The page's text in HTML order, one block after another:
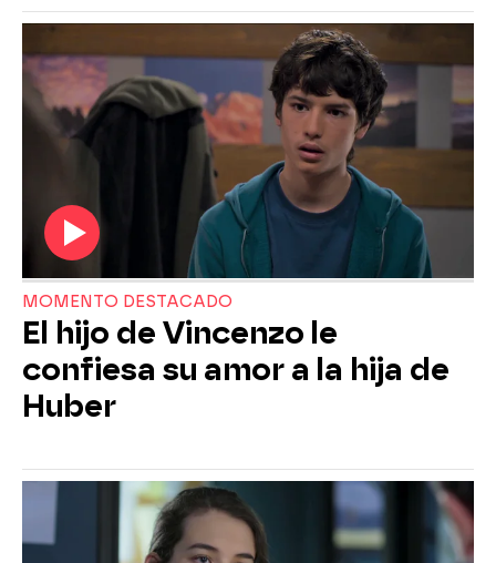
MOMENTO DESTACADO
El hijo de Vincenzo le
confiesa su amor a la hija de
Huber